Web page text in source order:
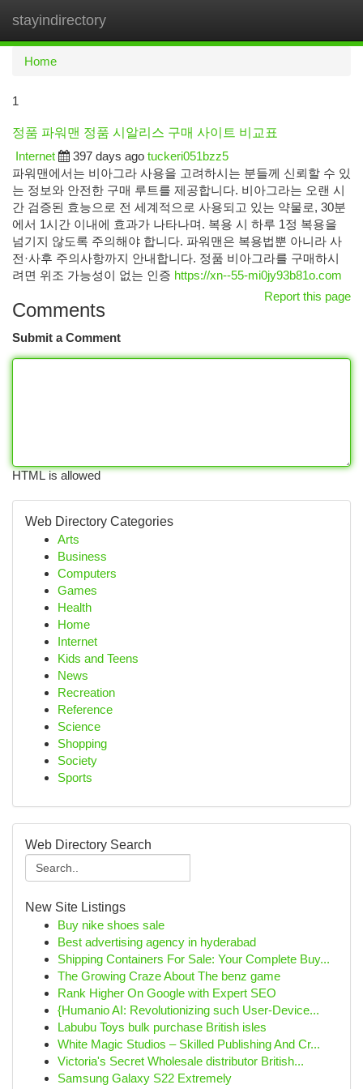
stayindirectory
Home
1
정품 파워맨 정품 시알리스 구매 사이트 비교표
Internet
397 days ago tuckeri051bzz5
파워맨에서는 비아그라 사용을 고려하시는 분들께 신뢰할 수 있
는 정보와 안전한 구매 루트를 제공합니다. 비아그라는 오랜 시
간 검증된 효능으로 전 세계적으로 사용되고 있는 약물로, 30분
에서 1시간 이내에 효과가 나타나며. 복용 시 하루 1정 복용을
넘기지 않도록 주의해야 합니다. 파워맨은 복용법뿐 아니라 사
전·사후 주의사항까지 안내합니다. 정품 비아그라를 구매하시
려면 위조 가능성이 없는 인증 https://xn--55-mi0jy93b81o.com
Report this page
Comments
Submit a Comment
HTML is allowed
Web Directory Categories
Arts
Business
Computers
Games
Health
Home
Internet
Kids and Teens
News
Recreation
Reference
Science
Shopping
Society
Sports
Web Directory Search
New Site Listings
Buy nike shoes sale
Best advertising agency in hyderabad
Shipping Containers For Sale: Your Complete Buy...
The Growing Craze About The benz game
Rank Higher On Google with Expert SEO
{Humanio AI: Revolutionizing such User-Device...
Labubu Toys bulk purchase British isles
White Magic Studios – Skilled Publishing And Cr...
Victoria's Secret Wholesale distributor British...
Samsung Galaxy S22 Extremely